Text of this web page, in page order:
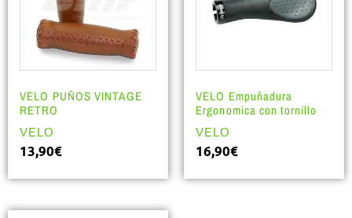
VELO PUÑOS VINTAGE
RETRO
VELO
13,90€
VELO Empuñadura
Ergonomica con tornillo
VELO
16,90€